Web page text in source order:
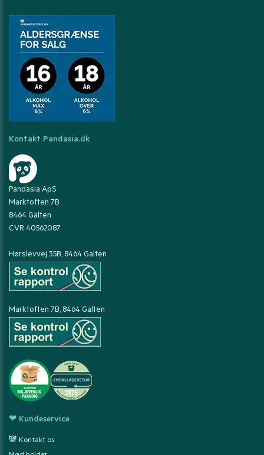
Kontakt Pandasia.dk
Pandasia ApS
Marktoften 7B
8464 Galten
CVR 40562087
Hørslevvej 35B, 8464 Galten
Marktoften 7B, 8464 Galten
❤ Kundeservice
🐼 Kontakt os